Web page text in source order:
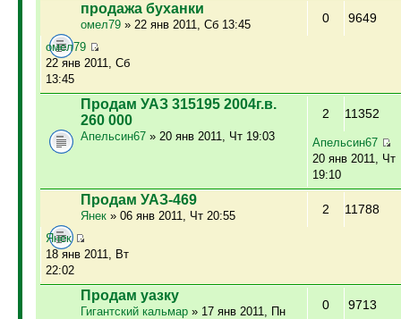
продажа буханки
омел79» 22 янв 2011, Сб 13:45 0 9649
омел79
22 янв 2011, Сб
13:45
Продам УАЗ 315195 2004г.в.
260 000
Апельсин67» 20 янв 2011, Чт 19:03
2 11352
Апельсин67
20 янв 2011, Чт
19:10
Продам УАЗ-469
Янек» 06 янв 2011, Чт 20:55 2 11788
Янек
18 янв 2011, Вт
22:02
Продам уазку
Гигантский кальмар» 17 янв 2011, Пн
0 9713